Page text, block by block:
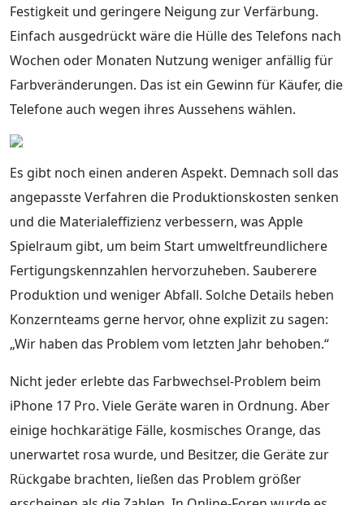
Festigkeit und geringere Neigung zur Verfärbung.
Einfach ausgedrückt wäre die Hülle des Telefons nach
Wochen oder Monaten Nutzung weniger anfällig für
Farbveränderungen. Das ist ein Gewinn für Käufer, die
Telefone auch wegen ihres Aussehens wählen.
Es gibt noch einen anderen Aspekt. Demnach soll das
angepasste Verfahren die Produktionskosten senken
und die Materialeffizienz verbessern, was Apple
Spielraum gibt, um beim Start umweltfreundlichere
Fertigungskennzahlen hervorzuheben. Sauberere
Produktion und weniger Abfall. Solche Details heben
Konzernteams gerne hervor, ohne explizit zu sagen:
„Wir haben das Problem vom letzten Jahr behoben.“
Nicht jeder erlebte das Farbwechsel-Problem beim
iPhone 17 Pro. Viele Geräte waren in Ordnung. Aber
einige hochkarätige Fälle, kosmisches Orange, das
unerwartet rosa wurde, und Besitzer, die Geräte zur
Rückgabe brachten, ließen das Problem größer